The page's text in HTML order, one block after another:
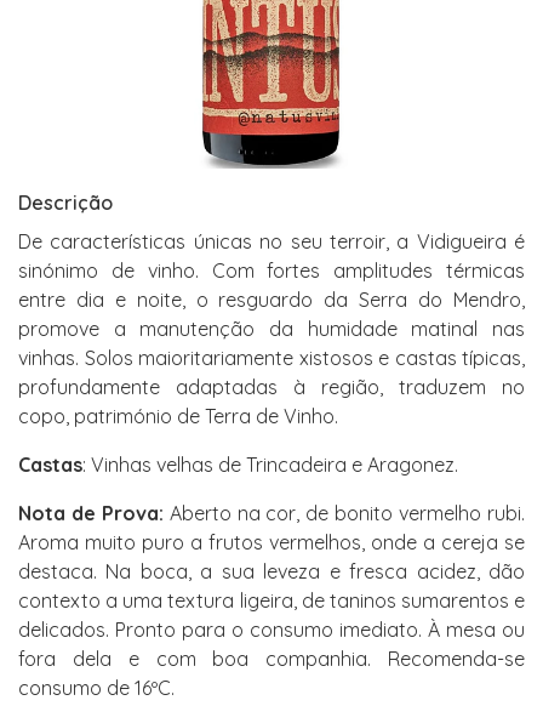
Descrição
De características únicas no seu terroir, a Vidigueira é
sinónimo de vinho. Com fortes amplitudes térmicas
entre dia e noite, o resguardo da Serra do Mendro,
promove a manutenção da humidade matinal nas
vinhas. Solos maioritariamente xistosos e castas típicas,
profundamente adaptadas à região, traduzem no
copo, património de Terra de Vinho.
Castas: Vinhas velhas de Trincadeira e Aragonez.
Nota de Prova: Aberto na cor, de bonito vermelho rubi.
Aroma muito puro a frutos vermelhos, onde a cereja se
destaca. Na boca, a sua leveza e fresca acidez, dão
contexto a uma textura ligeira, de taninos sumarentos e
delicados. Pronto para o consumo imediato. À mesa ou
fora dela e com boa companhia. Recomenda-se
consumo de 16ºC.